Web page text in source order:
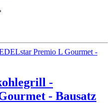
-
- Bausatz